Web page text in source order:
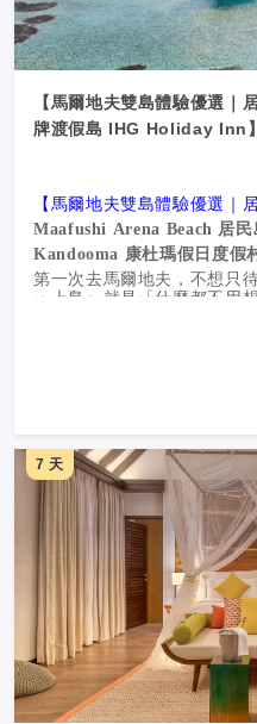
✔ 水上飛機＋貴賓室接待：
去回程皆可使用洲際專屬貴
✔打卡必勝房型：水上泳池
Lagoon Villa任你選，還有
現在預訂馬爾地夫洲際方案
分日期前訂購再享額外折扣
多數度假村提供托嬰服務，
優選馬爾地夫洲際度假村
贈送每日下午茶
晚餐餐廳任選
華語友善度假村
洲際度假村 IHG
VIP貴賓禮遇，提供每日限
馬爾地夫洲際度假村於
位於Raa Atoll南緣35分鐘
科文組織生態保育地的Raa
豚、蝠魟、鯨鯊都將是這裡
色結合本身頂級飯店的市場
的追隨者前來體驗。
在馬爾地夫洲際渡假村，不
遇，洲際度假村致力打造全
【馬爾地夫雙島體驗優選
牌渡假島 IHG Holiday Inn
【馬爾地夫雙島體驗優選｜
Maafushi Arena Beach 居
Kandooma 康杜瑪假日度假
第一次去馬爾地夫，不想只
✔ 出海浮潛、沙洲午餐、海
✔ 夕陽夜釣體驗＋龍蝦饗宴
✔ 步行就到海灘，島嶼日常
✔
用最輕鬆的方式，認識馬
✔ 國際品牌度假島｜
IHG 國
Kandooma
該放空的時候，就交給專
✔ 無邊際泳池、私人沙灘、
✔ 多元餐飲選擇，從早到晚
✔ 落日巡航，看夕陽沉入印
一上島，就是「什麼都不用
7 天